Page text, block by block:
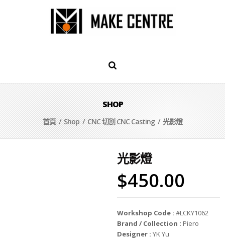
SHOP
首頁/Shop/CNC 切割 CNC Casting/ 光影燈
光影燈
$450.00
Workshop Code : #LCKY1062
Brand / Collection : Piero
Designer : YK Yu